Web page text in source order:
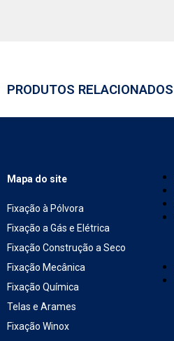
PRODUTOS RELACIONADOS
Mapa do site
Fixação à Pólvora
Fixação a Gás e Elétrica
Fixação Construção a Seco
Fixação Mecânica
Fixação Química
Telas e Arames
Fixação Winox